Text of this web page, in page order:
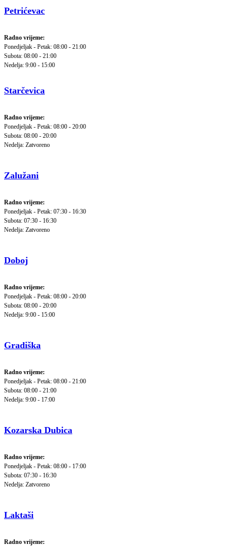
Petrićevac
Radno vrijeme:
Ponedjeljak - Petak: 08:00 - 21:00
Subota: 08:00 - 21:00
Nedelja: 9:00 - 15:00
Starčevica
Radno vrijeme:
Ponedjeljak - Petak: 08:00 - 20:00
Subota: 08:00 - 20:00
Nedelja: Zatvoreno
Zalužani
Radno vrijeme:
Ponedjeljak - Petak: 07:30 - 16:30
Subota: 07:30 - 16:30
Nedelja: Zatvoreno
Doboj
Radno vrijeme:
Ponedjeljak - Petak: 08:00 - 20:00
Subota: 08:00 - 20:00
Nedelja: 9:00 - 15:00
Gradiška
Radno vrijeme:
Ponedjeljak - Petak: 08:00 - 21:00
Subota: 08:00 - 21:00
Nedelja: 9:00 - 17:00
Kozarska Dubica
Radno vrijeme:
Ponedjeljak - Petak: 08:00 - 17:00
Subota: 07:30 - 16:30
Nedelja: Zatvoreno
Laktaši
Radno vrijeme: